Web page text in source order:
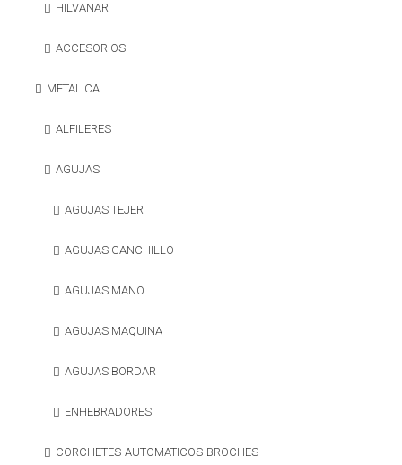
HILVANAR
ACCESORIOS
METALICA
ALFILERES
AGUJAS
AGUJAS TEJER
AGUJAS GANCHILLO
AGUJAS MANO
AGUJAS MAQUINA
AGUJAS BORDAR
ENHEBRADORES
CORCHETES-AUTOMATICOS-BROCHES